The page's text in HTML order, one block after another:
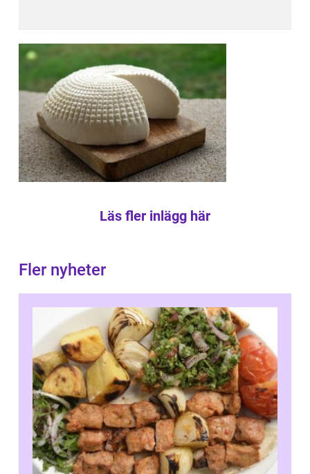
Läs fler inlägg här
Fler nyheter